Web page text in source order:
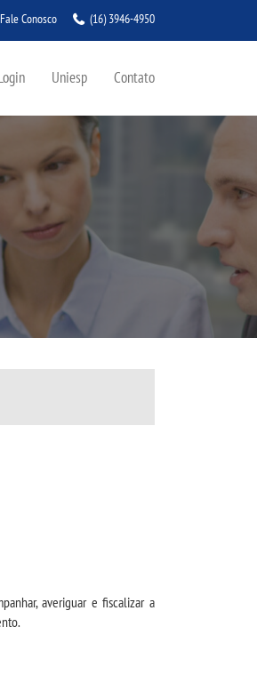
Fale Conosco (16) 3946-4950
Uniesp Contato
averiguar e fiscalizar a